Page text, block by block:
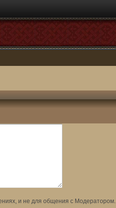
и не для общения с Модератором.